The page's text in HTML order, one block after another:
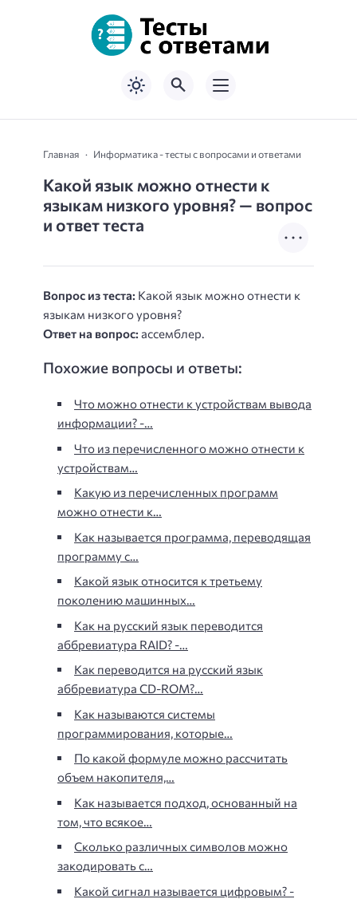
Главная Информатика - тесты с вопросами и ответами
Какой язык можно отнести к
языкам низкого уровня? — вопрос
и ответ теста
Вопрос из теста: Какой язык можно отнести к
языкам низкого уровня?
Ответ на вопрос: ассемблер.
Похожие вопросы и ответы:
Что можно отнести к устройствам вывода
информации? -…
Что из перечисленного можно отнести к
устройствам…
Какую из перечисленных программ
можно отнести к…
Как называется программа, переводящая
программу с…
Какой язык относится к третьему
поколению машинных…
Как на русский язык переводится
аббревиатура RAID? -…
Как переводится на русский язык
аббревиатура CD-ROM?…
Как называются системы
программирования, которые…
По какой формуле можно рассчитать
объем накопителя,…
Как называется подход, основанный на
том, что всякое…
Сколько различных символов можно
закодировать с…
Какой сигнал называется цифровым? -